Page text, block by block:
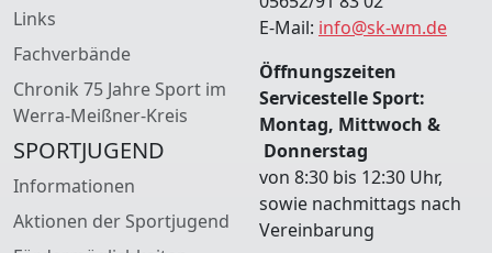
Links
Fachverbände
Chronik 75 Jahre Sport im
Werra-Meißner-Kreis
SPORTJUGEND
Informationen
Aktionen der Sportjugend
E-Mail: info@sk-wm.de
Öffnungszeiten
Servicestelle Sport:
Montag, Mittwoch &
Donnerstag
von 8:30 bis 12:30 Uhr,
sowie nachmittags nach
Vereinbarung